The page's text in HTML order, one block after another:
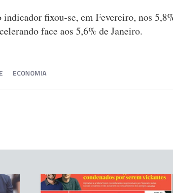
fixou-se, em Fevereiro, nos
face aos 5,6% de Janeiro.
ECONOMIA